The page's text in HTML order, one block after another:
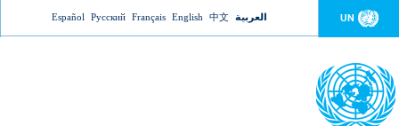
Jump to navigation UN العربية 中文
English
Français
Русский
Español